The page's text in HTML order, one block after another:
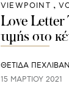
VIEWPOINT
Love
τιμής στο
ΘΈΤΙΔΑ
15 ΜΑΡΤΊΟΥ 2021